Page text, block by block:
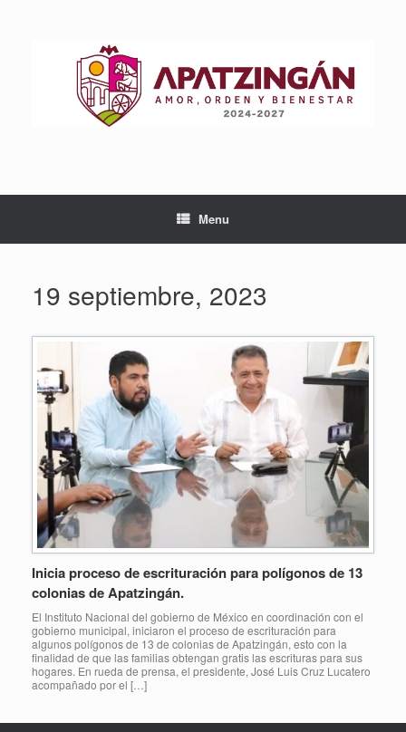
Menu
19 septiembre, 2023
Inicia proceso de escrituración para polígonos de 13
colonias de Apatzingán.
El Instituto Nacional del gobierno de México en coordinación con el
gobierno municipal, iniciaron el proceso de escrituración para
algunos polígonos de 13 de colonias de Apatzingán, esto con la
finalidad de que las familias obtengan gratis las escrituras para sus
hogares. En rueda de prensa, el presidente, José Luis Cruz Lucatero
acompañado por el […]